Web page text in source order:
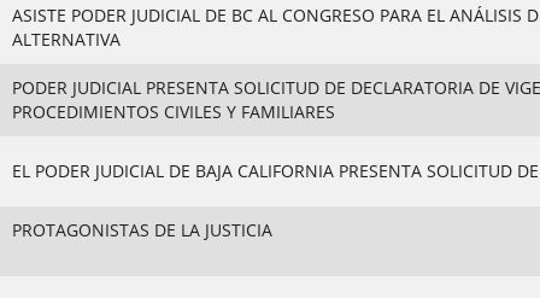
ASISTE PODER JUDICIAL DE BC AL CONGRESO PARA EL ANÁLISIS
ALTERNATIVA
PODER JUDICIAL PRESENTA SOLICITUD DE DECLARATORIA DE
PROCEDIMIENTOS CIVILES Y FAMILIARES
EL PODER JUDICIAL DE BAJA CALIFORNIA PRESENTA SOLICITUD
PROTAGONISTAS DE LA JUSTICIA